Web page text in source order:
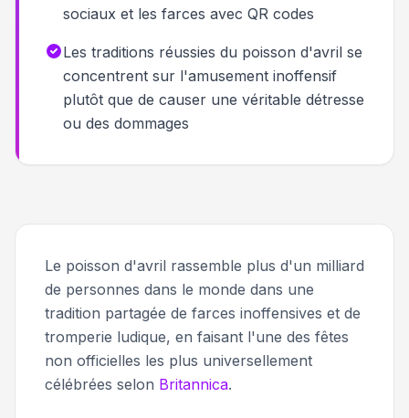
sociaux et les farces avec QR codes
Les traditions réussies du poisson d'avril se
concentrent sur l'amusement inoffensif
plutôt que de causer une véritable détresse
ou des dommages
Le poisson d'avril rassemble plus d'un milliard
de personnes dans le monde dans une
tradition partagée de farces inoffensives et de
tromperie ludique, en faisant l'une des fêtes
non officielles les plus universellement
célébrées selon Britannica.